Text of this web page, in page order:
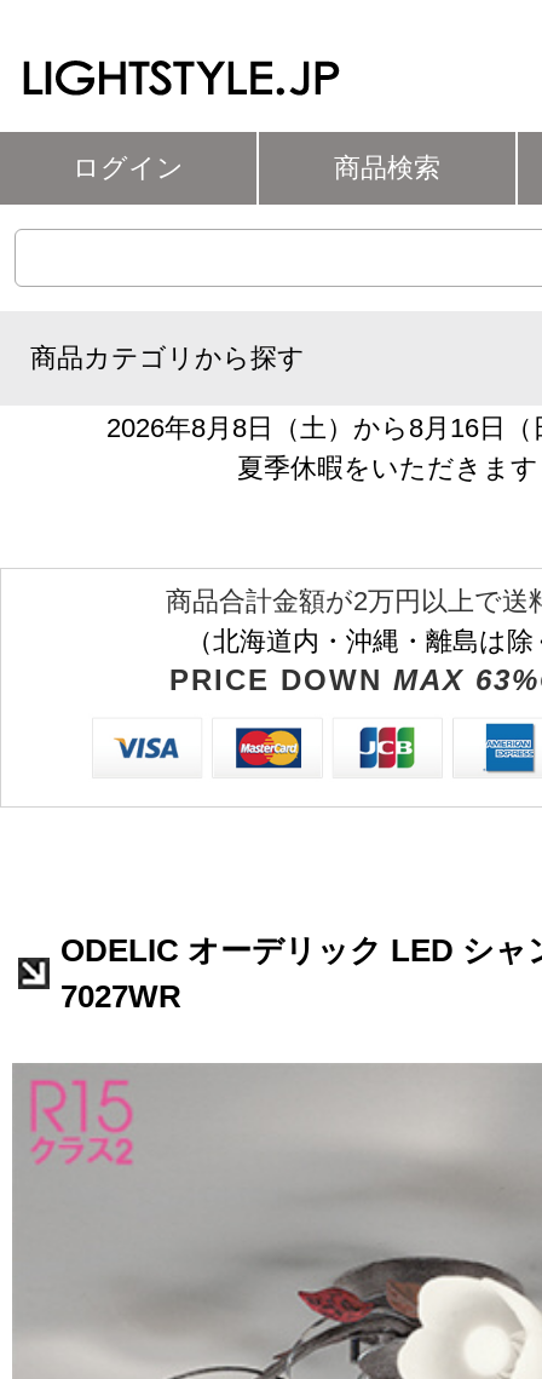
ログイン 商品検索
商品カテゴリから探す
2026年8月8日（土）から8月16日
夏季休暇をいただきます
商品合計金額が2万円以上で送
（北海道内・沖縄・離島は
PRICE DOWN MAX
ODELIC オーデリック LED シャ
7027WR